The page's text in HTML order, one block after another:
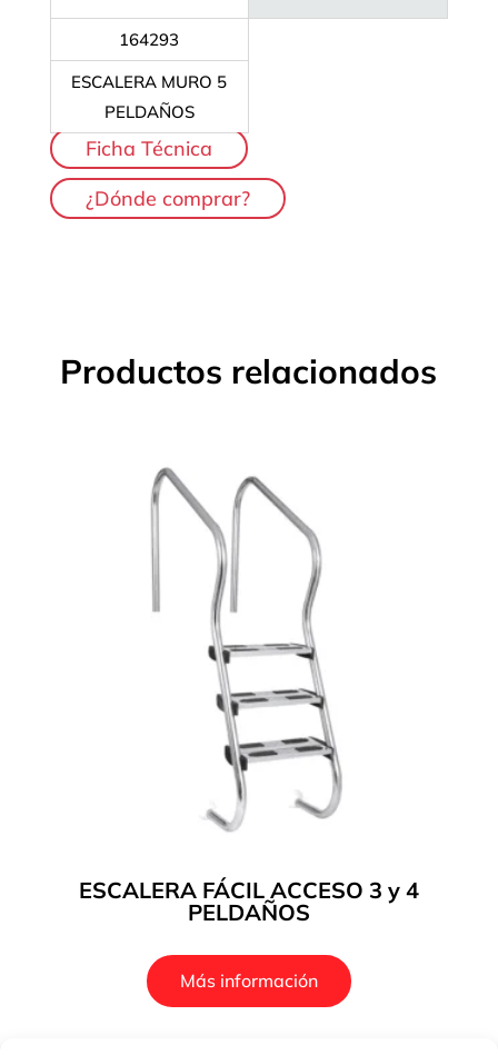
164293
ESCALERA MURO 5
PELDAÑOS
Ficha Técnica
¿Dónde comprar?
Productos relacionados
ESCALERA FÁCIL ACCESO 3 y 4
PELDAÑOS
Más información